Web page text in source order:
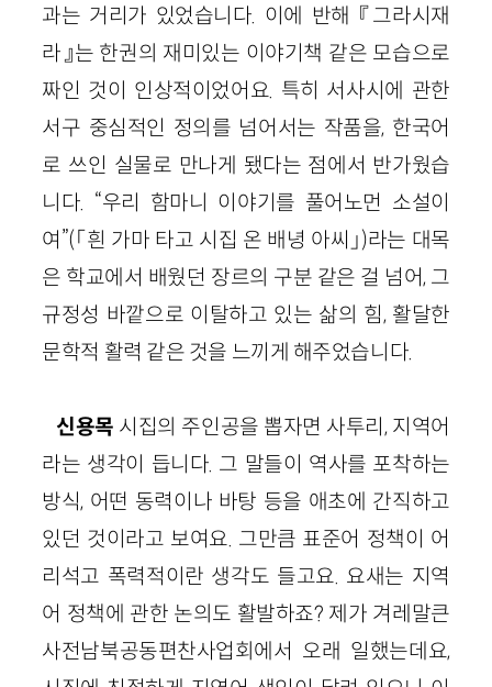
과는 거리가 있었습니다. 이에 반해 『그라시재
라』는 한권의 재미있는 이야기책 같은 모습으로
짜인 것이 인상적이었어요. 특히 서사시에 관한
서구 중심적인 정의를 넘어서는 작품을, 한국어
로 쓰인 실물로 만나게 됐다는 점에서 반가웠습
니다. “우리 함마니 이야기를 풀어노먼 소설이
여”(「흰 가마 타고 시집 온 배녕 아씨」)라는 대목
은 학교에서 배웠던 장르의 구분 같은 걸 넘어, 그
규정성 바깥으로 이탈하고 있는 삶의 힘, 활달한
문학적 활력 같은 것을 느끼게 해주었습니다.
신용목 시집의 주인공을 뽑자면 사투리, 지역어
라는 생각이 듭니다. 그 말들이 역사를 포착하는
방식, 어떤 동력이나 바탕 등을 애초에 간직하고
있던 것이라고 보여요. 그만큼 표준어 정책이 어
리석고 폭력적이란 생각도 들고요. 요새는 지역
어 정책에 관한 논의도 활발하죠? 제가 겨레말큰
사전남북공동편찬사업회에서 오래 일했는데요,